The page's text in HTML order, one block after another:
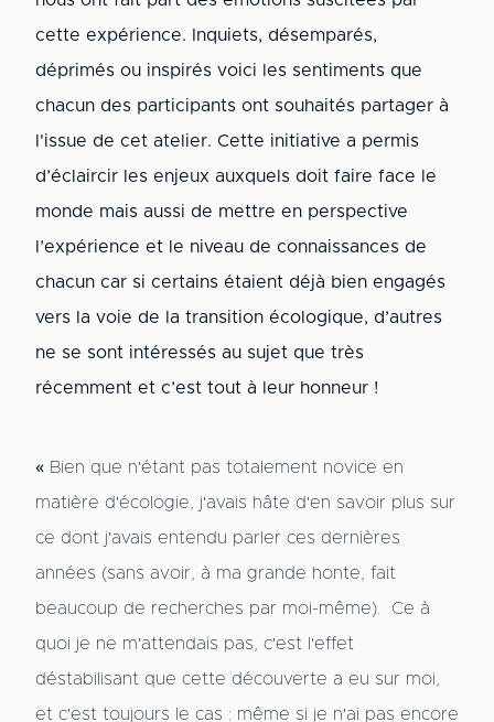
cette expérience. Inquiets, désemparés,
déprimés ou inspirés voici les sentiments que
chacun des participants ont souhaités partager à
l'issue de cet atelier. Cette initiative a permis
d’éclaircir les enjeux auxquels doit faire face le
monde mais aussi de mettre en perspective
l’expérience et le niveau de connaissances de
chacun car si certains étaient déjà bien engagés
vers la voie de la transition écologique, d’autres
ne se sont intéressés au sujet que très
récemment et c’est tout à leur honneur !
« Bien que n'étant pas totalement novice en
matière d'écologie, j'avais hâte d'en savoir plus sur
ce dont j'avais entendu parler ces dernières
années (sans avoir, à ma grande honte, fait
beaucoup de recherches par moi-même). Ce à
quoi je ne m'attendais pas, c'est l'effet
déstabilisant que cette découverte a eu sur moi,
et c'est toujours le cas : même si je n'ai pas encore